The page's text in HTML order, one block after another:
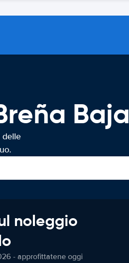
Baja
delle
noleggio
- approfittatene oggi